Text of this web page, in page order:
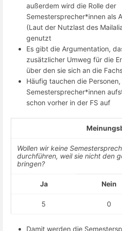
außerdem wird die Rolle der
Semestersprecher*innen als
(Laut der Nutzlast des
genutzt
Es gibt die Argumentation,
zusätzlicher Umweg für die
über den sie sich an die
Häufig tauchen die
Semestersprecher*innen
schon vorher in der FS auf
Wollen wir keine
durchführen, weil sie nicht den
bringen?
Ja Nein
5 0
Damit werden die